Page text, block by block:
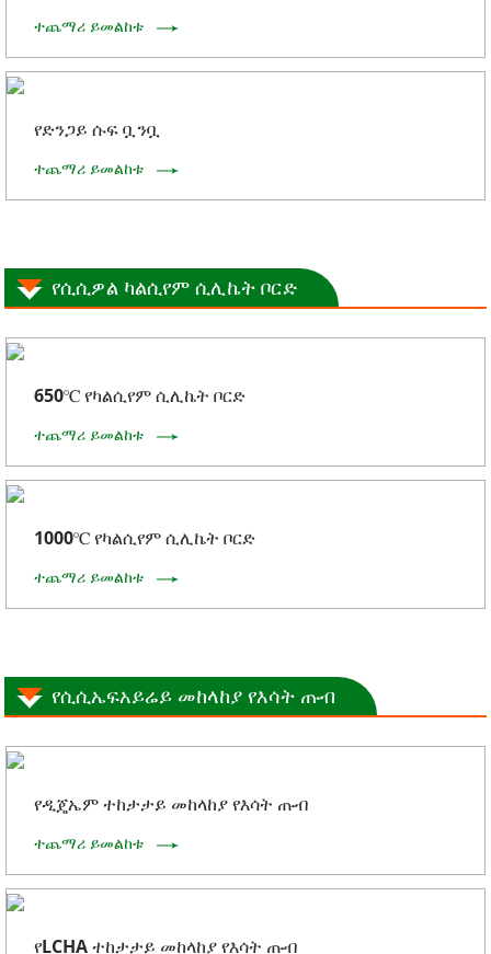
ተጨማሪ ይመልከቱ
የድንጋይ ሱፍ ቧንቧ
ተጨማሪ ይመልከቱ
የሲሲዎል ካልሲየም ሲሊኬት ቦርድ
650℃ የካልሲየም ሲሊኬት ቦርድ
ተጨማሪ ይመልከቱ
1000℃ የካልሲየም ሲሊኬት ቦርድ
ተጨማሪ ይመልከቱ
የሲሲኤፍአይሬይ መከላከያ የእሳት ጡብ
የዲጄኤም ተከታታይ መከላከያ የእሳት ጡብ
ተጨማሪ ይመልከቱ
የLCHA ተከታታይ መከላከያ የእሳት ጡብ